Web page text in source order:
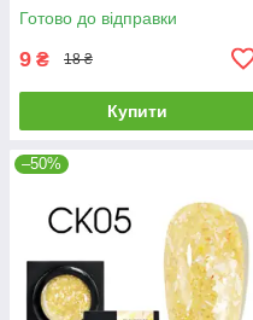
Готово до відправки
9 ₴ 18 ₴
Купити
–50%